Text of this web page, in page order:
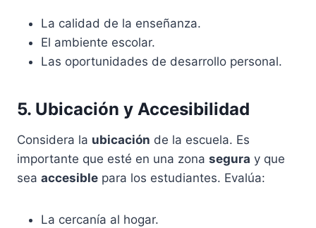
La calidad de la enseñanza.
El ambiente escolar.
Las oportunidades de desarrollo personal.
5. Ubicación y Accesibilidad
Considera la ubicación de la escuela. Es
importante que esté en una zona segura y que
sea accesible para los estudiantes. Evalúa:
La cercanía al hogar.